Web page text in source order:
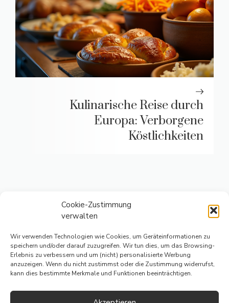
Cookie-Zustimmung
verwalten
Wir verwenden Technologien wie Cookies, um Geräteinformationen zu
speichern und/oder darauf zuzugreifen. Wir tun dies, um das Browsing-
Erlebnis zu verbessern und um (nicht) personalisierte Werbung
anzuzeigen. Wenn du nicht zustimmst oder die Zustimmung widerrufst,
kann dies bestimmte Merkmale und Funktionen beeinträchtigen.
Kulinarische Reise durch
Europa: Verborgene
Köstlichkeiten
IMPRESSUM
DATENSCHUTZERKLÄRUNG